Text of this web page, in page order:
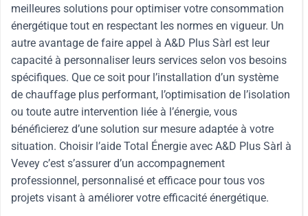
meilleures solutions pour optimiser votre consommation
énergétique tout en respectant les normes en vigueur. Un
autre avantage de faire appel à A&D Plus Sàrl est leur
capacité à personnaliser leurs services selon vos besoins
spécifiques. Que ce soit pour l’installation d’un système
de chauffage plus performant, l’optimisation de l’isolation
ou toute autre intervention liée à l’énergie, vous
bénéficierez d’une solution sur mesure adaptée à votre
situation. Choisir l’aide Total Énergie avec A&D Plus Sàrl à
Vevey c’est s’assurer d’un accompagnement
professionnel, personnalisé et efficace pour tous vos
projets visant à améliorer votre efficacité énergétique.